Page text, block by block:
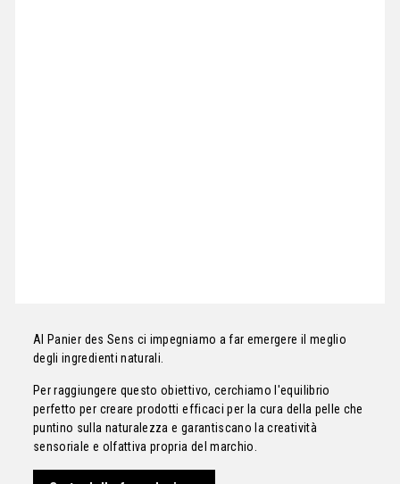
Al Panier des Sens ci impegniamo a far emergere il meglio
degli ingredienti naturali.
Per raggiungere questo obiettivo, cerchiamo l'equilibrio
perfetto per creare prodotti efficaci per la cura della pelle che
puntino sulla naturalezza e garantiscano la creatività
sensoriale e olfattiva propria del marchio.